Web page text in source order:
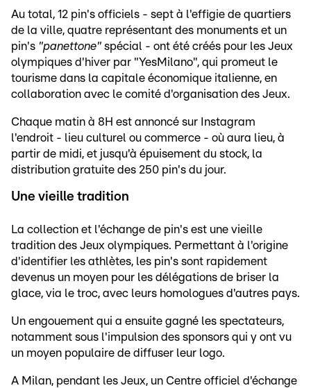
Au total, 12 pin's officiels - sept à l'effigie de quartiers
de la ville, quatre représentant des monuments et un
pin's "panettone" spécial - ont été créés pour les Jeux
olympiques d'hiver par "YesMilano", qui promeut le
tourisme dans la capitale économique italienne, en
collaboration avec le comité d'organisation des Jeux.
Chaque matin à 8H est annoncé sur Instagram
l'endroit - lieu culturel ou commerce - où aura lieu, à
partir de midi, et jusqu'à épuisement du stock, la
distribution gratuite des 250 pin's du jour.
Une vieille tradition
La collection et l'échange de pin's est une vieille
tradition des Jeux olympiques. Permettant à l'origine
d'identifier les athlètes, les pin's sont rapidement
devenus un moyen pour les délégations de briser la
glace, via le troc, avec leurs homologues d'autres pays.
Un engouement qui a ensuite gagné les spectateurs,
notamment sous l'impulsion des sponsors qui y ont vu
un moyen populaire de diffuser leur logo.
A Milan, pendant les Jeux, un Centre officiel d'échange